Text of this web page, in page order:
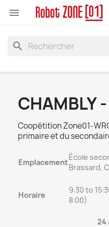

search
CHAMBLY
Coopétition Zone01-
primaire et du
Emplacement
École
Brassard,
Horaire
9:30 to
8:00)
24